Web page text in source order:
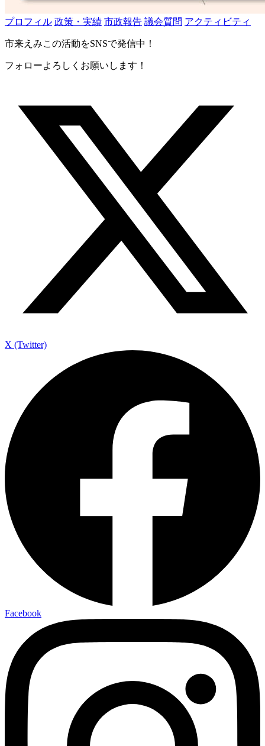
プロフィル 政策・実績 市政報告 議会質問 アクティビティ
市来えみこの活動をSNSで発信中！
フォローよろしくお願いします！
X (Twitter)
Facebook